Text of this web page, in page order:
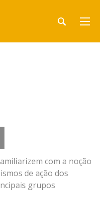
com a noção
de ação dos
grupos